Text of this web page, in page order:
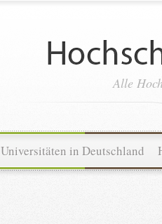
Alle
Universitäten in Deutschland